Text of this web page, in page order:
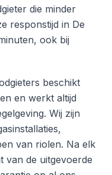
die minder
responstijd in De
ook bij
beschikt
en werkt altijd
Wij zijn
van riolen. Na elk
van de uitgevoerde